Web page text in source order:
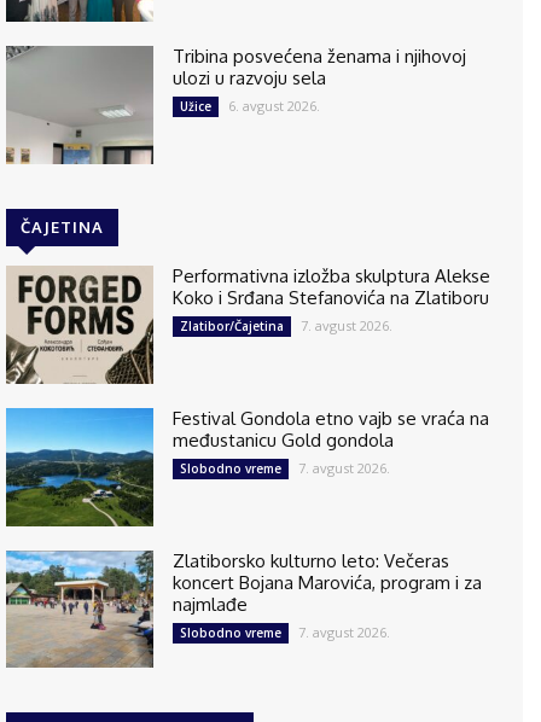
Tribina posvećena ženama i njihovoj
ulozi u razvoju sela
Užice 6. avgust 2026.
ČAJETINA
Performativna izložba skulptura Alekse
Koko i Srđana Stefanovića na Zlatiboru
Zlatibor/Čajetina 7. avgust 2026.
Festival Gondola etno vajb se vraća na
međustanicu Gold gondola
Slobodno vreme 7. avgust 2026.
Zlatiborsko kulturno leto: Večeras
koncert Bojana Marovića, program i za
najmlađe
Slobodno vreme 7. avgust 2026.